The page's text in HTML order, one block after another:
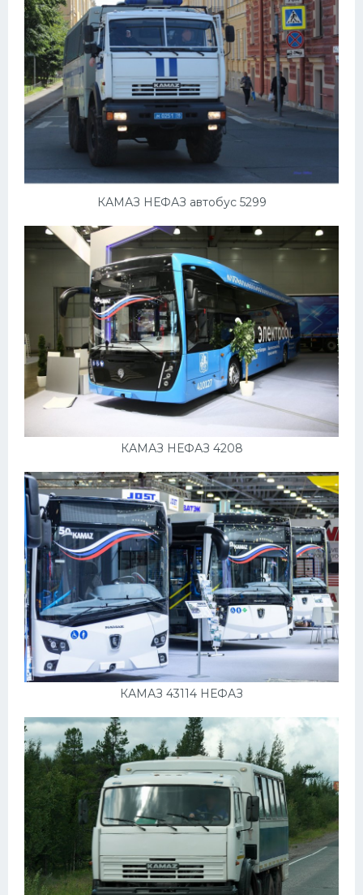
КАМАЗ НЕФАЗ автобус 5299
КАМАЗ НЕФАЗ 4208
КАМАЗ 43114 НЕФАЗ